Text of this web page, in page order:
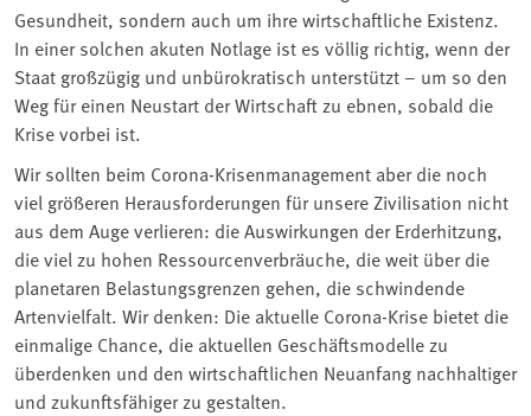
Gesundheit, sondern auch um ihre wirtschaftliche Existenz.
In einer solchen akuten Notlage ist es völlig richtig, wenn der
Staat großzügig und unbürokratisch unterstützt – um so den
Weg für einen Neustart der Wirtschaft zu ebnen, sobald die
Krise vorbei ist.
Wir sollten beim Corona-Krisenmanagement aber die noch
viel größeren Herausforderungen für unsere Zivilisation nicht
aus dem Auge verlieren: die Auswirkungen der Erderhitzung,
die viel zu hohen Ressourcenverbräuche, die weit über die
planetaren Belastungsgrenzen gehen, die schwindende
Artenvielfalt. Wir denken: Die aktuelle Corona-Krise bietet die
einmalige Chance, die aktuellen Geschäftsmodelle zu
überdenken und den wirtschaftlichen Neuanfang nachhaltiger
und zukunftsfähiger zu gestalten.